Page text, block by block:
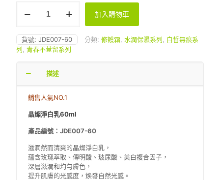
白
乳
60ml
加入購物車
貨號: JDE007-60 分類: 修護霜 水潤保濕系列
白皙無痕系
列 青春不荳留系列
描述
銷售人氣NO.1
晶燦淨白乳60ml
產品編號：JDE007-60
滋潤然而清爽的晶燦淨白乳，
蘊含玫瑰萃取、傳明酸、玻尿酸、美白複合因子，
深層滋潤和均勻膚色，
提升肌膚的光感度，煥發自然光感。